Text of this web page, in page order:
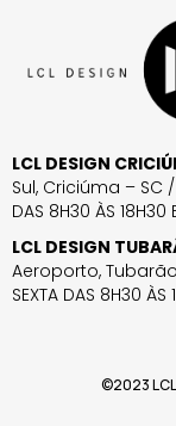
LCL DESIGN
Sul, Criciúma – SC /
DAS 8H30 ÀS 18H30
LCL DESIGN
Aeroporto, Tubarão
SEXTA DAS 8H30
©2023